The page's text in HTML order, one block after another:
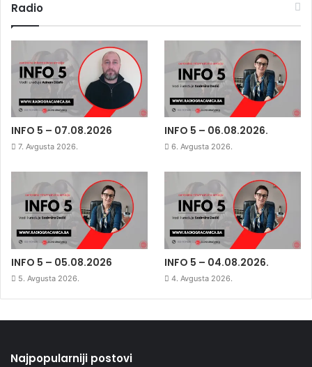
Radio
INFO 5 – 07.08.2026
7. Avgusta 2026.
INFO 5 – 06.08.2026.
6. Avgusta 2026.
INFO 5 – 05.08.2026
5. Avgusta 2026.
INFO 5 – 04.08.2026.
4. Avgusta 2026.
Najpopularniji postovi